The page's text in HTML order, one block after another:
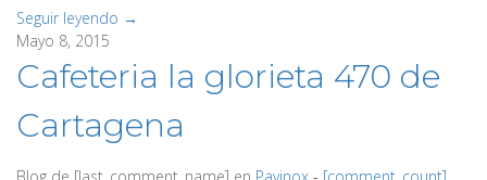
Seguir leyendo →
Mayo 8, 2015
Cafeteria la glorieta 470 de
Cartagena